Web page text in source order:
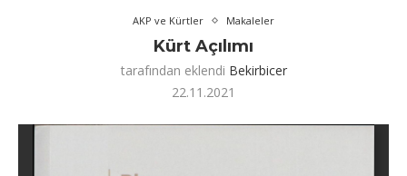
AKP ve Kürtler Makaleler
Kürt Açılımı
tarafından eklendi Bekirbicer
22.11.2021